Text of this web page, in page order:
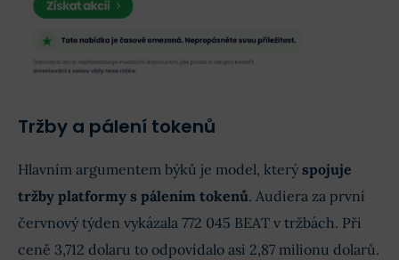
Tržby a pálení tokenů
Hlavním argumentem býků je model, který spojuje
tržby platformy s pálením tokenů. Audiera za první
červnový týden vykázala 772 045 BEAT v tržbách. Při
ceně 3,712 dolaru to odpovídalo asi 2,87 milionu dolarů.